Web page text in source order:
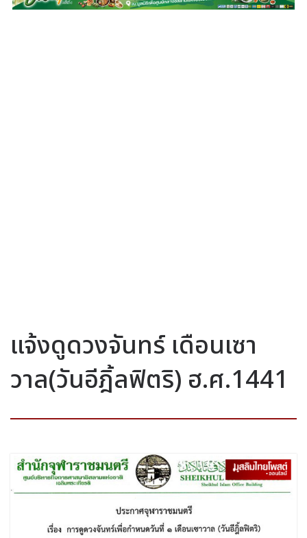
แจ้งดูดวงจันทร์ เดือนเซา
วาล(วันอีฎิ้ลฟิตริ) ฮ.ศ.1441